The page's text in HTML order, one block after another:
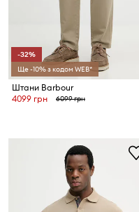
-32%
Ще -10% з кодом WEB*
Штани Barbour
4099 грн
6099 грн